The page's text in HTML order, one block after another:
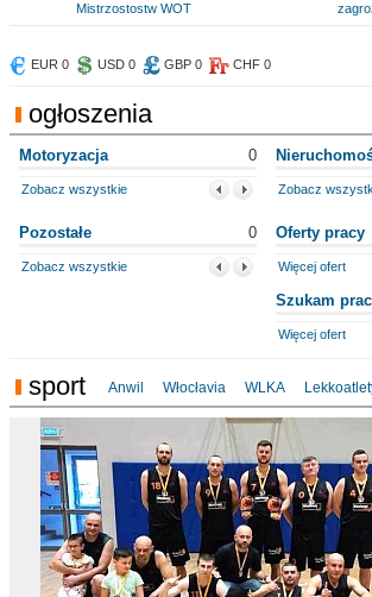
Mistrzostostw WOT
EUR 0 USD 0 GBP 0 CHF 0
ogłoszenia
Motoryzacja 0
Zobacz wszystkie Zobacz
Pozostałe 0
Zobacz wszystkie
Oferty pracy
Więcej ofert
Szukam
Więcej ofert
sport Anwil Włocłavia WLKA